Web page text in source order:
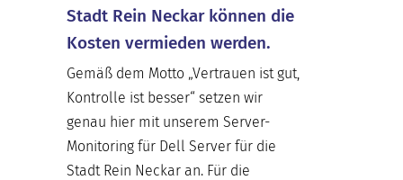
Stadt Rein Neckar können die
Kosten vermieden werden.
Gemäß dem Motto „Vertrauen ist gut,
Kontrolle ist besser“ setzen wir
genau hier mit unserem Server-
Monitoring für Dell Server für die
Stadt Rein Neckar an. Für die